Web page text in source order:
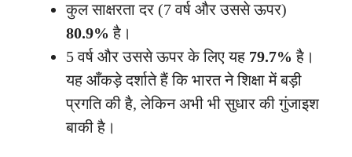
कुल साक्षरता दर (7 वर्ष और उससे ऊपर)
80.9% है।
5 वर्ष और उससे ऊपर के लिए यह 79.7% है।
यह आँकड़े दर्शाते हैं कि भारत ने शिक्षा में बड़ी
प्रगति की है, लेकिन अभी भी सुधार की गुंजाइश
बाकी है।